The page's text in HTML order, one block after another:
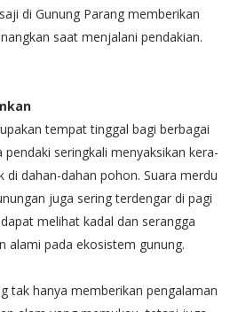
di Gunung Parang memberikan
saat menjalani pendakian.
tempat tinggal bagi berbagai
seringkali menyaksikan kera-
di dahan-dahan pohon. Suara merdu
juga sering terdengar di pagi
melihat kadal dan serangga
alami pada ekosistem gunung.
tak hanya memberikan pengalaman